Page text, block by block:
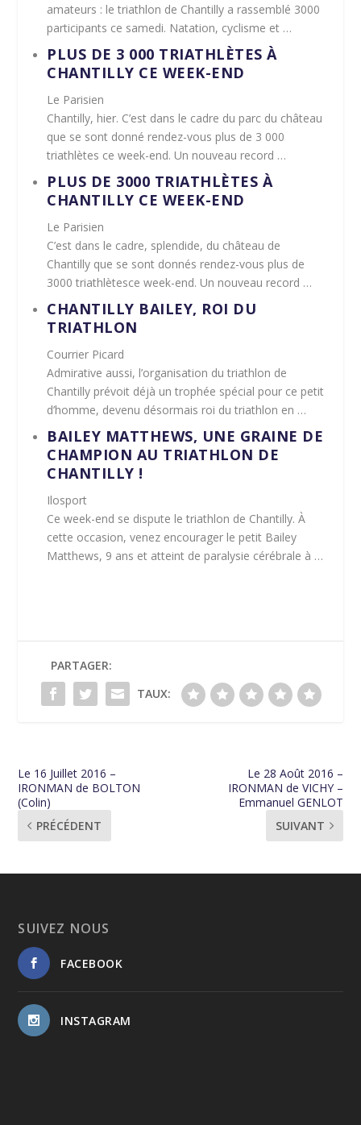
amateurs : letriathlon de Chantilly a rassemblé 3000
participants ce samedi. Natation, cyclisme et …
PLUS DE 3 000 TRIATHLÈTES À
CHANTILLY CE WEEK-END
Le Parisien
Chantilly, hier. C’est dans le cadre du parc du château
que se sont donné rendez-vous plus de 3 000
triathlètes ce week-end. Un nouveau record …
PLUS DE 3000 TRIATHLÈTES À
CHANTILLY CE WEEK-END
Le Parisien
C’est dans le cadre, splendide, du château de
Chantilly que se sont donnés rendez-vous plus de
3000triathlètesce week-end. Un nouveau record …
CHANTILLY BAILEY, ROI DU
TRIATHLON
Courrier Picard
Admirative aussi, l’organisation dutriathlon de
Chantilly prévoit déjà un trophée spécial pour ce petit
d’homme, devenu désormais roi dutriathlon en …
BAILEY MATTHEWS, UNE GRAINE DE
CHAMPION AU TRIATHLON DE
CHANTILLY !
Ilosport
Ce week-end se dispute letriathlon de Chantilly. À
cette occasion, venez encourager le petit Bailey
Matthews, 9 ans et atteint de paralysie cérébrale à …
PARTAGER:
TAUX:
Le 16 Juillet 2016 –
IRONMAN de BOLTON
(Colin)
PRÉCÉDENT
Le 28 Août 2016 –
IRONMAN de VICHY –
Emmanuel GENLOT
SUIVANT
SUIVEZ NOUS
FACEBOOK
INSTAGRAM